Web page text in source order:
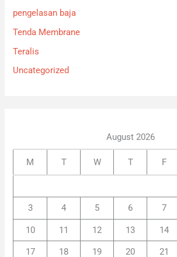
pengelasan baja
Tenda Membrane
Teralis
Uncategorized
August 2026
M T W T F
3 4 5 6 7
10 11 12 13 14
17 18 19 20 21